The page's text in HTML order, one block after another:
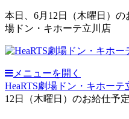
本日、6月12日（木曜日）の
場ドン・キホーテ立川店
メニューを開く
HeaRTS劇場ドン・キホーテ
12日（木曜日）のお給仕予